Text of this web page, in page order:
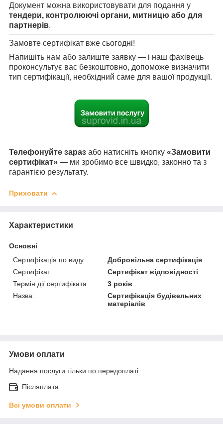
Документ можна використовувати для подання у
тендери, контролюючі органи, митницю або для
партнерів.
Замовте сертифікат вже сьогодні!
Напишіть нам або залиште заявку — і наш фахівець
проконсультує вас безкоштовно, допоможе визначити
тип сертифікації, необхідний саме для вашої продукції.
Телефонуйте зараз або натисніть кнопку «Замовити
сертифікат» — ми зробимо все швидко, законно та з
гарантією результату.
Приховати
Характеристики
Основні
Сертифікація по виду
Добровільна сертифікація
Сертифікат
Сертифікат відповідності
Термін дії сертифіката
3 років
Назва:
Сертифікація будівельних
матеріалів
Умови оплати
Надання послуги тільки по передоплаті.
Післяплата
Всі умови оплати